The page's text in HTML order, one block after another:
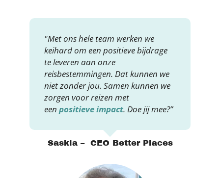
"Met ons hele team werken we
keihard om een positieve bijdrage
te leveren aan onze
reisbestemmingen. Dat kunnen we
niet zonder jou. Samen kunnen we
zorgen voor reizen met
een positieve impact. Doe jij mee?”
Saskia – CEO Better Places